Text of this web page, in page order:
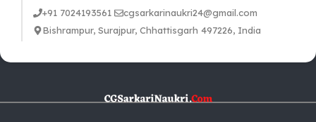
+91 7024193561
cgsarkarinaukri24@gmail.com
Bishrampur, Surajpur, Chhattisgarh 497226, India